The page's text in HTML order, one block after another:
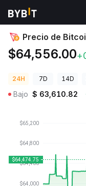
Precios de
Precio de
$64,556.00
24H 7D 14D
Bajo $ 63,610.82